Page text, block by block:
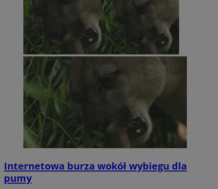
Internetowa burza wokół wybiegu dla
pumy